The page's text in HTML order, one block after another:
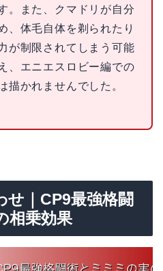
。また、クマドリが自分
、体毛自体を剃られたり
が制限されてしまう可能
、エニエスロビー編での
描かれませんでした。
せ｜CP9最強格闘
相乗効果